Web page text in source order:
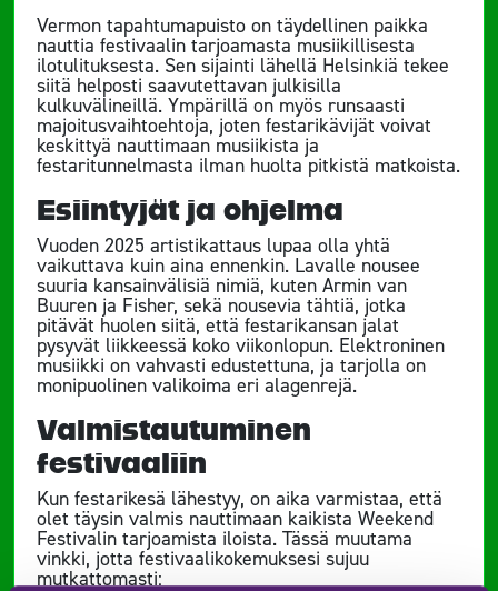
Vermon tapahtumapuisto on täydellinen paikka
nauttia festivaalin tarjoamasta musiikillisesta
ilotulituksesta. Sen sijainti lähellä Helsinkiä tekee
siitä helposti saavutettavan julkisilla
kulkuvälineillä. Ympärillä on myös runsaasti
majoitusvaihtoehtoja, joten festarikävijät voivat
keskittyä nauttimaan musiikista ja
festaritunnelmasta ilman huolta pitkistä matkoista.
Esiintyjät ja ohjelma
Vuoden 2025 artistikattaus lupaa olla yhtä
vaikuttava kuin aina ennenkin. Lavalle nousee
suuria kansainvälisiä nimiä, kuten Armin van
Buuren ja Fisher, sekä nousevia tähtiä, jotka
pitävät huolen siitä, että festarikansan jalat
pysyvät liikkeessä koko viikonlopun. Elektroninen
musiikki on vahvasti edustettuna, ja tarjolla on
monipuolinen valikoima eri alagenrejä.
Valmistautuminen
festivaaliin
Kun festarikesä lähestyy, on aika varmistaa, että
olet täysin valmis nauttimaan kaikista Weekend
Festivalin tarjoamista iloista. Tässä muutama
vinkki, jotta festivaalikokemuksesi sujuu
mutkattomasti: